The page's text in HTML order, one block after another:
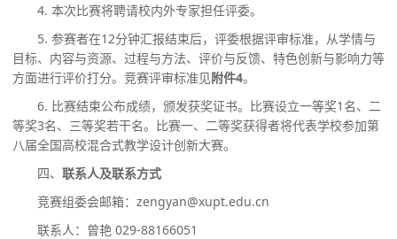
4. 本次比赛将聘请校内外专家担任评委。
5. 参赛者在1 2分钟汇报结束后，评委根据评审标准，从学情与
目标、内容与资源、过程与方法、评价与反馈、特色创新与影响力等
方面进行评价打分。 竞赛评审标准见附件4。
6. 比赛结束公布成绩，颁发获奖证书。比赛设立一等奖1名、二
等奖3名、三等奖若干名。比赛一、二等奖获得者将代表学校参加第
八届全国高校混合式教学设计创新大赛。
四、 联系人及联系方式
竞赛组委会邮箱： zengyan@xupt.edu.cn
联系人：曾艳 029-88166051